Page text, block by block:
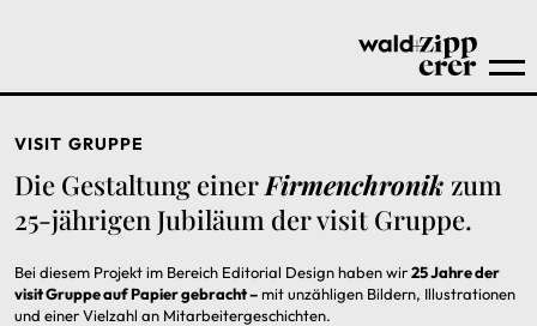
VISIT GRUPPE
Die Gestaltung einer Firmenchronik zum
25-jährigen Jubiläum der visit Gruppe.
Bei diesem Projekt im Bereich Editorial Design haben wir25 Jahre der
visit Gruppe auf Papier gebracht –mit unzähligen Bildern, Illustrationen
und einer Vielzahl an Mitarbeitergeschichten.